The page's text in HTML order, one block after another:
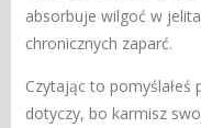
absorbuje wilgoć w
chronicznych zaparć.
Czytając to pomyślałeś
dotyczy, bo karmisz